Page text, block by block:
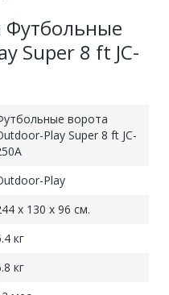
Футбольные
Super 8 ft JC-
ворота
Play Super 8 ft JC-
Play
x 130 x 96 см.
кг
кг